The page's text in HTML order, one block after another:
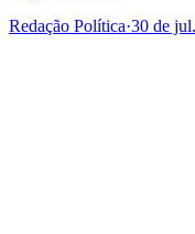
Redação Política·30 de